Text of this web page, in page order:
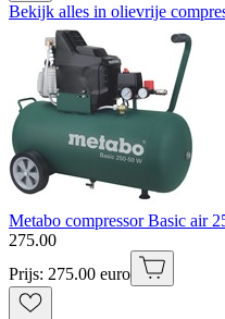
Bekijk alles in olievrije
Metabo compressor Basic air
275.00
Prijs: 275.00 euro